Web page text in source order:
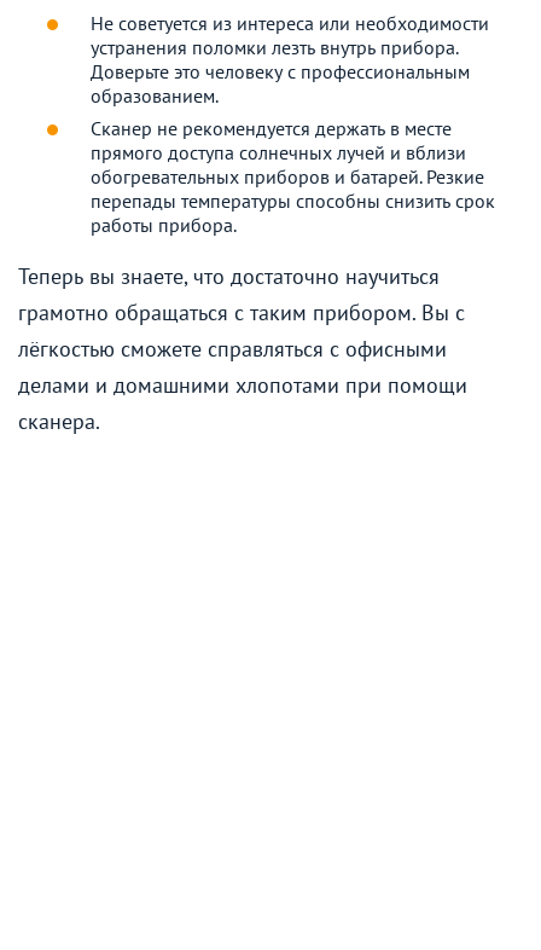
Не советуется из интереса или необходимости
устранения поломки лезть внутрь прибора.
Доверьте это человеку с профессиональным
образованием.
Сканер не рекомендуется держать в месте
прямого доступа солнечных лучей и вблизи
обогревательных приборов и батарей. Резкие
перепады температуры способны снизить срок
работы прибора.
Теперь вы знаете, что достаточно научиться
грамотно обращаться с таким прибором. Вы с
лёгкостью сможете справляться с офисными
делами и домашними хлопотами при помощи
сканера.